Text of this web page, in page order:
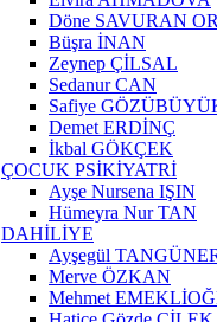
Döne SAVURAN
Büşra İNAN
Zeynep ÇİLSAL
Sedanur CAN
Safiye
Demet ERDİNÇ
İkbal GÖKÇEK
ÇOCUK PSİKİYATRİ
Ayşe Nursena IŞIN
Hümeyra Nur TAN
DAHİLİYE
Ayşegül
Merve ÖZKAN
Mehmet